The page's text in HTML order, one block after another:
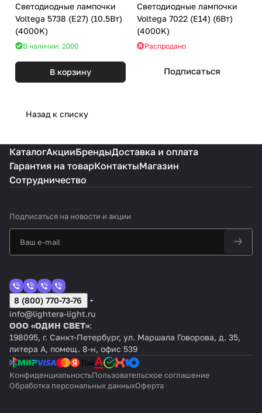
Светодиодные лампочки
Voltega 5738 (E27) (10.5Вт)
(4000K)
В наличии: 2000
В корзину
Светодиодные лампочки
Voltega 7022 (E14) (6Вт)
(4000K)
Распродано
Подписаться
Назад к списку
КаталогАкцииБрендыДоставка и оплата
Гарантия на товарКонтактыМагазин
Сотрудничество
Подписаться на новости и акции
8 (800) 770-73-76
info@lightera-light.ru
ООО «ОДИН СВЕТ»:
198095, г. Санкт-Петербург, ул. Маршала Говорова, д. 35,
литера А, помещ. 8-н, офис 539
КонфиденциальностьПользовательское соглашение
Обработка персональных данныхОферта